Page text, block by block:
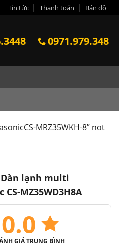
Tin tức Thanh toán Bản đồ
0971.979.348
MRZ35WKH-8” not
lạnh multi
CS-MZ35WD3H8A
0.0
GIÁ TRUNG BÌNH